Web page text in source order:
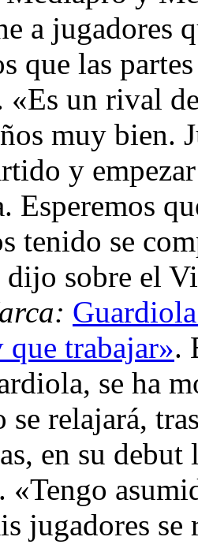
a jugadores
que las
«Es un rival
muy bien.
y
Esperemos
tenido se
dijo sobre el
que trabajar».
se ha
se relajará,
en su debut
jugadores se